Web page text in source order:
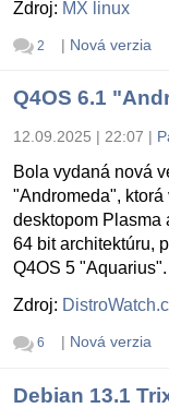
Zdroj: MX linux
2 | Nová verzia
Q4OS 6.1
12.09.2025 | 22:07 |
Bola vydaná nová
"Andromeda",
desktopom Plasma
64 bit architektúru,
Q4OS 5 "Aquarius".
Zdroj:
6 | Nová verzia
Debian 13.1